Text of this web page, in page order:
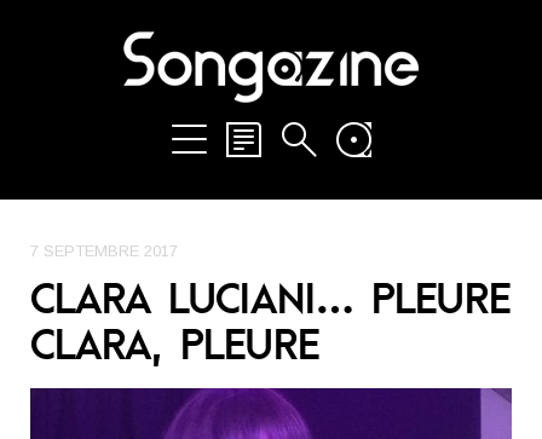
7 SEPTEMBRE 2017
CLARA LUCIANI… PLEURE
CLARA, PLEURE